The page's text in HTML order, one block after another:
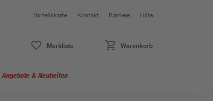
Vorteilskarte Kontakt Karriere Hilfe
Merkliste Warenkorb
Angebote & Neuheiten